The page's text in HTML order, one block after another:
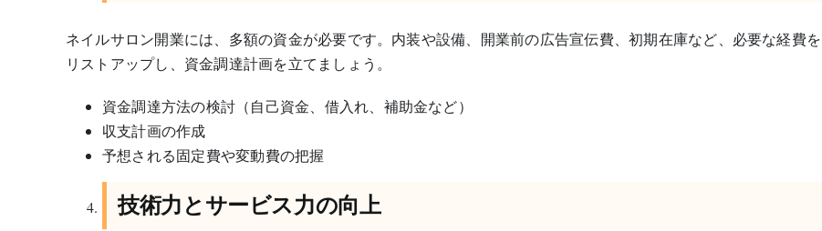
ネイルサロン開業には、多額の資金が必要です。内装や設備、開業前の広告宣伝費、初期在庫など、必要な経費を
リストアップし、資金調達計画を立てましょう。
資金調達方法の検討（自己資金、借入れ、補助金など）
収支計画の作成
予想される固定費や変動費の把握
技術力とサービス力の向上